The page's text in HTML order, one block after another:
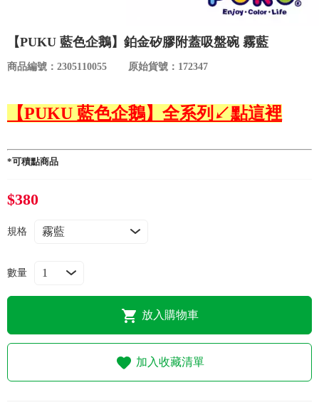
優惠活動
合作提案
購物流程
會員專區
常見問題
折價券、紅利說明
【PUKU 藍色企鵝】鉑金矽膠附蓋吸盤碗 霧藍
商品編號：2305110055 原始貨號：172347
【PUKU 藍色企鵝】全系列↙點這裡
*可積點商品
$380
規格
數量
放入購物車
加入收藏清單